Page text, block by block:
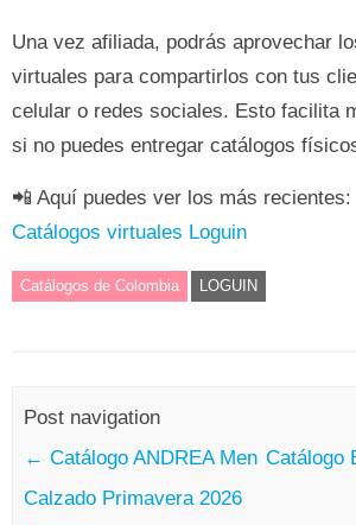
Una vez afiliada, podrás aprovechar
virtuales para compartirlos con tus
celular o redes sociales. Esto facilita
si no puedes entregar catálogos
📲 Aquí puedes ver los más recientes:
Catálogos virtuales Loguin
Catálogos de Colombia LOGUIN
Post navigation
← Catálogo ANDREA Men
Calzado Primavera 2026
Catálogo